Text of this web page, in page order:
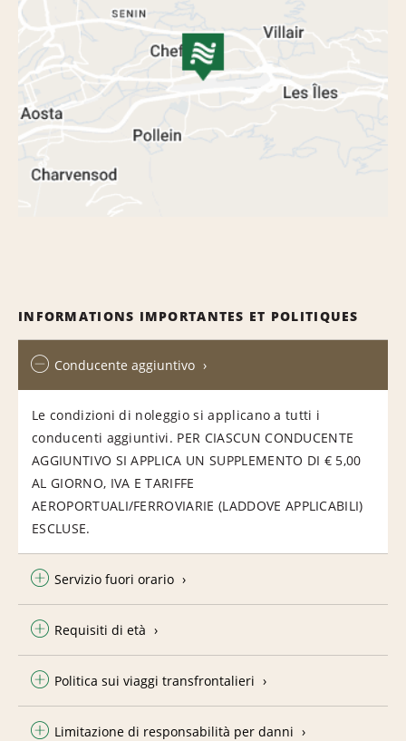
INFORMATIONS IMPORTANTES ET POLITIQUES
Conducente aggiuntivo
Le condizioni di noleggio si applicano a tutti i
conducenti aggiuntivi. PER CIASCUN CONDUCENTE
AGGIUNTIVO SI APPLICA UN SUPPLEMENTO DI € 5,00
AL GIORNO, IVA E TARIFFE
AEROPORTUALI/FERROVIARIE (LADDOVE APPLICABILI)
ESCLUSE.
Servizio fuori orario
Requisiti di età
Politica sui viaggi transfrontalieri
Limitazione di responsabilità per danni